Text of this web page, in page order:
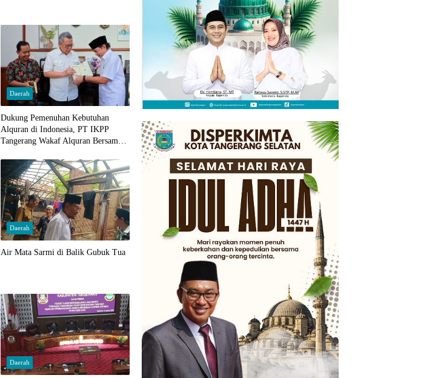
Daerah
Dukung Pemenuhan Kebutuhan
Alquran di Indonesia, PT IKPP
Tangerang Wakaf Alquran Bersama
Daerah
Air Mata Sarmi di Balik Gubuk Tua
Daerah